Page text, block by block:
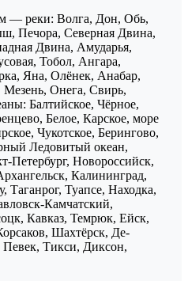
— реки: Волга, Дон, Обь,
Печора, Северная Двина,
Двина, Амударья,
Тобол, Ангара,
Яна, Олёнек, Анабар,
Онега, Свирь,
Балтийское, Чёрное,
Белое, Карское, море
Чукотское, Берингово,
Ледовитый океан,
Петербург, Новороссийск,
Калининград,
Таганрог, Туапсе, Находка,
Камчатский,
Кавказ, Темрюк, Ейск,
Шахтёрск, Де-
Певек, Тикси, Диксон,